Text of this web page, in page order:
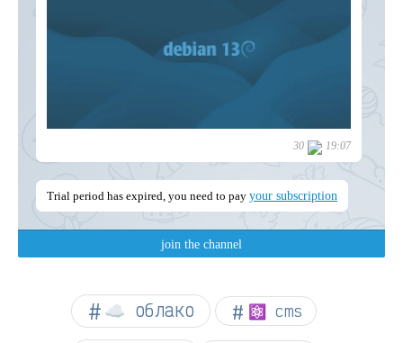
☁︎ облако ⚛ cms